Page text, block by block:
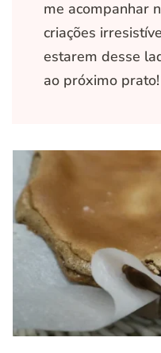
me acompanhar
criações
estarem desse
ao próximo prato!